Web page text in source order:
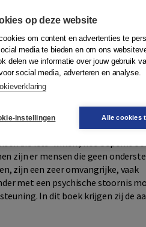
zo veel mogelijk te betrekken
zij de twee interventies psycho-
. Volgens de auteurs levert het
op: aandacht voor de individu
die iets 'willen', hoe beperkt
zijn er mensen die geen
zijn een zeer omvangrijke, vaak
met een psychische stoornis
In dit boek krijgen zij de
op deze website
om content en advertenties te
media te bieden en om ons
delen we informatie over jouw gebruik
social media, adverteren en analyse.
instellingen Alle cookies